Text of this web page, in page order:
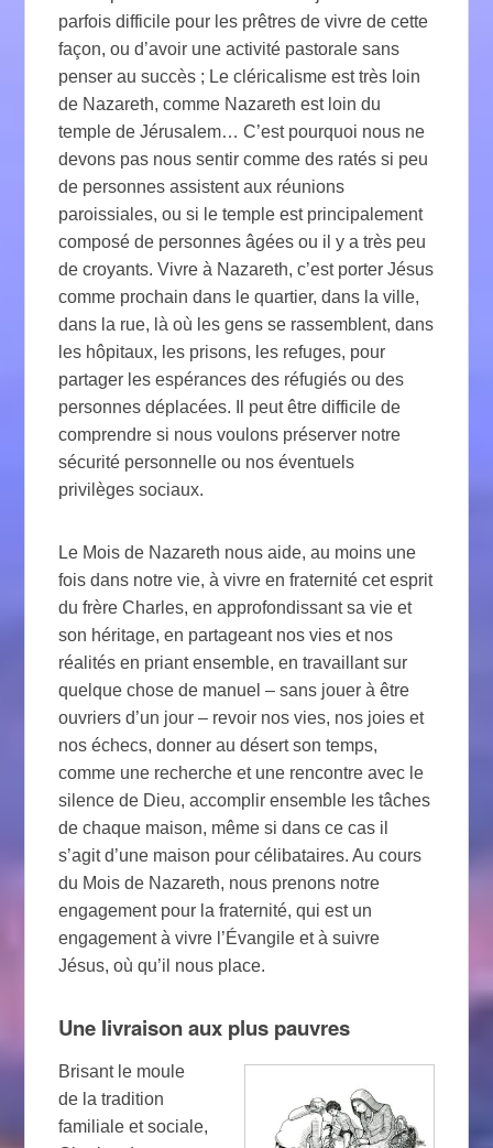
parfois difficile pour les prêtres de vivre de cette
façon, ou d’avoir une activité pastorale sans
penser au succès ; Le cléricalisme est très loin
de Nazareth, comme Nazareth est loin du
temple de Jérusalem… C’est pourquoi nous ne
devons pas nous sentir comme des ratés si peu
de personnes assistent aux réunions
paroissiales, ou si le temple est principalement
composé de personnes âgées ou il y a très peu
de croyants. Vivre à Nazareth, c’est porter Jésus
comme prochain dans le quartier, dans la ville,
dans la rue, là où les gens se rassemblent, dans
les hôpitaux, les prisons, les refuges, pour
partager les espérances des réfugiés ou des
personnes déplacées. Il peut être difficile de
comprendre si nous voulons préserver notre
sécurité personnelle ou nos éventuels
privilèges sociaux.
Le Mois de Nazareth nous aide, au moins une
fois dans notre vie, à vivre en fraternité cet esprit
du frère Charles, en approfondissant sa vie et
son héritage, en partageant nos vies et nos
réalités en priant ensemble, en travaillant sur
quelque chose de manuel – sans jouer à être
ouvriers d’un jour – revoir nos vies, nos joies et
nos échecs, donner au désert son temps,
comme une recherche et une rencontre avec le
silence de Dieu, accomplir ensemble les tâches
de chaque maison, même si dans ce cas il
s’agit d’une maison pour célibataires. Au cours
du Mois de Nazareth, nous prenons notre
engagement pour la fraternité, qui est un
engagement à vivre l’Évangile et à suivre
Jésus, où qu’il nous place.
Une livraison aux plus pauvres
Brisant le moule
de la tradition
familiale et sociale,